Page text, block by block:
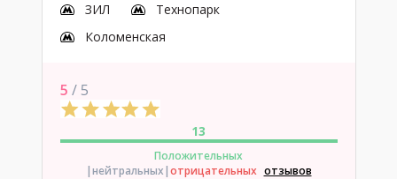
ЗИЛ
Технопарк
Коломенская
5 / 5
13
Положительных
|нейтральных|отрицательных отзывов